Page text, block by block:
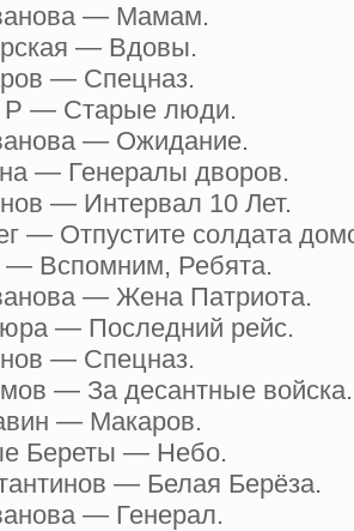
— Мамам.
— Вдовы.
— Спецназ.
Р — Старые люди.
— Ожидание.
— Генералы дворов.
— Интервал 10 Лет.
— Отпустите солдата
— Вспомним, Ребята.
— Жена Патриота.
— Последний рейс.
— Спецназ.
— За десантные войска.
— Макаров.
Береты — Небо.
— Белая Берёза.
— Генерал.